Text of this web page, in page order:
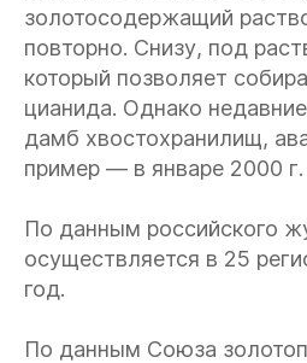
золотосодержащий
повторно. Снизу, под
который позволяет
цианида. Однако
дамб хвостохранилищ,
пример — в январе 2000
По данным российского
осуществляется в 25
год.
По данным Союза